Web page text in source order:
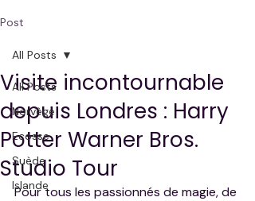
Post
All Posts
Norvège
Ecosse
Suède
Islande
All Posts
Visite incontournable
depuis Londres : Harry
Potter Warner Bros.
Studio Tour
Pour tous les passionnés de magie, de